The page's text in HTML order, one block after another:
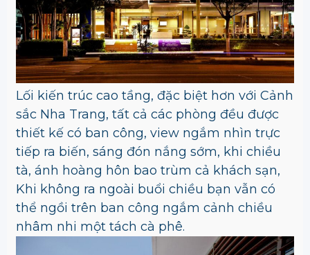
Lối kiến trúc cao tầng, đặc biệt hơn với Cảnh
sắc Nha Trang, tất cả các phòng đều được
thiết kế có ban công, view ngắm nhìn trực
tiếp ra biến, sáng đón nắng sớm, khi chiều
tà, ánh hoàng hôn bao trùm cả khách sạn,
Khi không ra ngoài buổi chiều bạn vẫn có
thể ngồi trên ban công ngắm cảnh chiều
nhâm nhi một tách cà phê.